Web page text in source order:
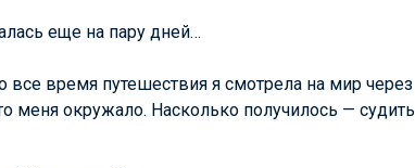
еще на пару дней…
время путешествия я смотрела на мир через
меня окружало. Насколько получилось — судить